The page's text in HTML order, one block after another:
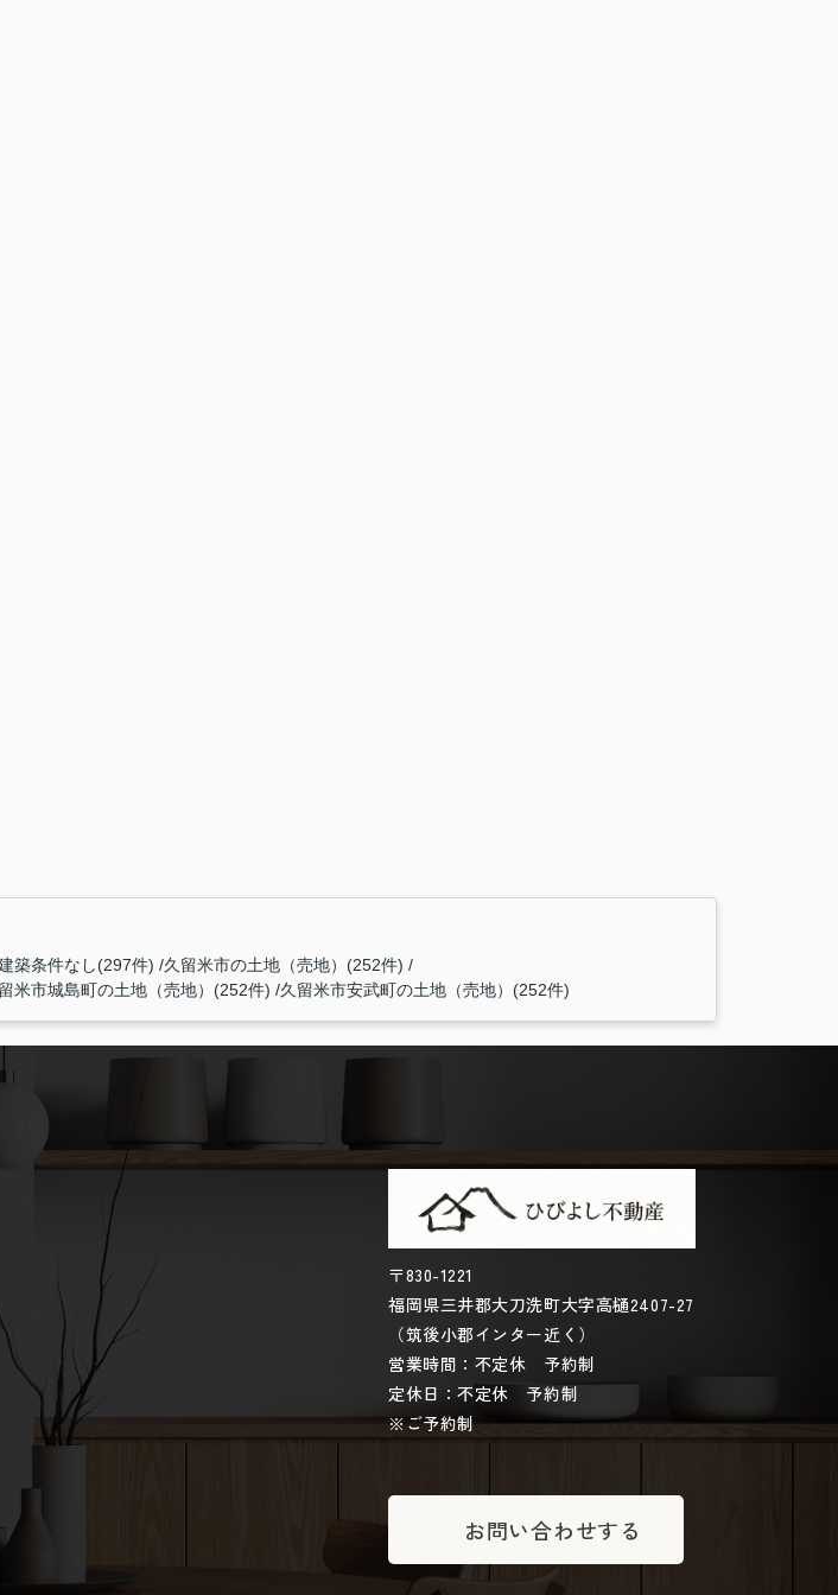
築条件なし(297件)
久留米市の土地（売地）(252件)
米市城島町の土地（売地）(252件) 久留米市安武町の土地（売地）(252件)
〒830-1221
福岡県三井郡大刀洗町大字高樋2407-27
（筑後小郡インター近く）
営業時間：不定休 予約制
定休日：不定休 予約制
※ご予約制
お問い合わせする